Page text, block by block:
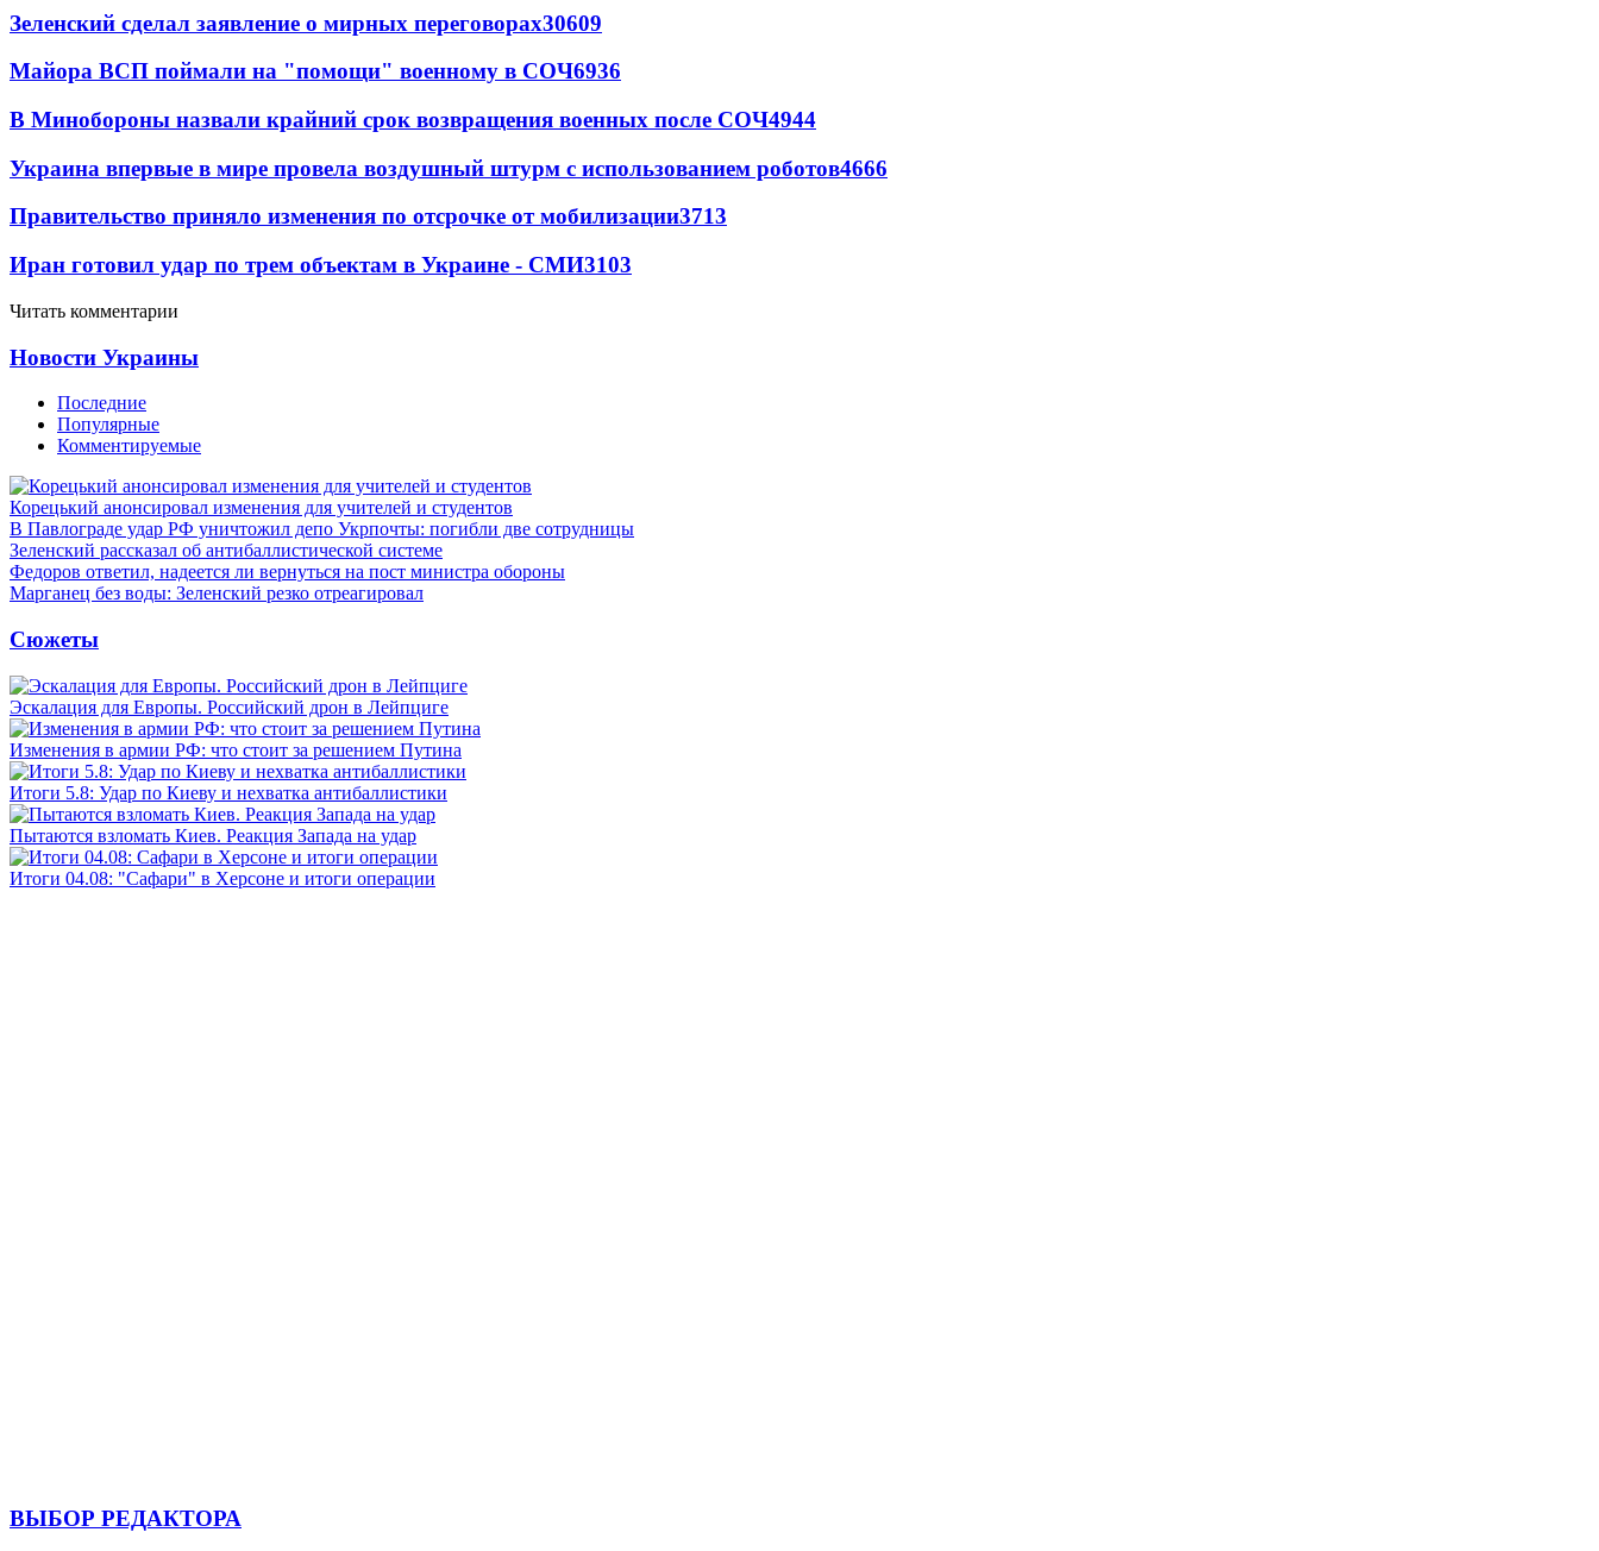
Зеленский сделал заявление о мирных переговорах30609
Майора ВСП поймали на "помощи" военному в СОЧ6936
В Минобороны назвали крайний срок возвращения военных после СОЧ4944
Украина впервые в мире провела воздушный штурм с использованием роботов4666
Правительство приняло изменения по отсрочке от мобилизации3713
Иран готовил удар по трем объектам в Украине - СМИ3103
Читать комментарии
Новости Украины
Последние
Популярные
Комментируемые
Корецький анонсировал изменения для учителей и студентов
В Павлограде удар РФ уничтожил депо Укрпочты: погибли две сотрудницы
Зеленский рассказал об антибаллистической системе
Федоров ответил, надеется ли вернуться на пост министра обороны
Марганец без воды: Зеленский резко отреагировал
Сюжеты
Эскалация для Европы. Российский дрон в Лейпциге
Изменения в армии РФ: что стоит за решением Путина
Итоги 5.8: Удар по Киеву и нехватка антибаллистики
Пытаются взломать Киев. Реакция Запада на удар
Итоги 04.08: "Сафари" в Херсоне и итоги операции
ВЫБОР РЕДАКТОРА